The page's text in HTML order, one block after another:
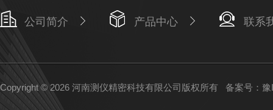
公司简介 产品中心 联系
Copyright © 2026 河南测仪精密科技有限公司版权所有 备案号：